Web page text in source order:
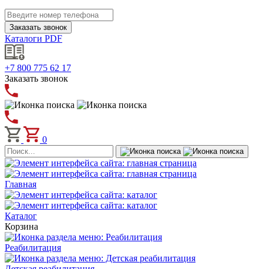
Заказать звонок
Каталоги PDF
+7 800 775 62 17
Заказать звонок
0
Главная
Каталог
Корзина
Реабилитация